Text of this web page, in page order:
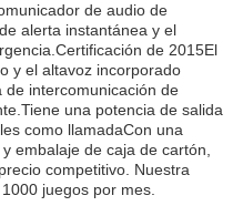
de audio de
alerta instantánea y el
de 2015El
y el altavoz incorporado
de intercomunicación de
una potencia de salida
como llamadaCon una
embalaje de caja de cartón,
competitivo. Nuestra
juegos por mes.